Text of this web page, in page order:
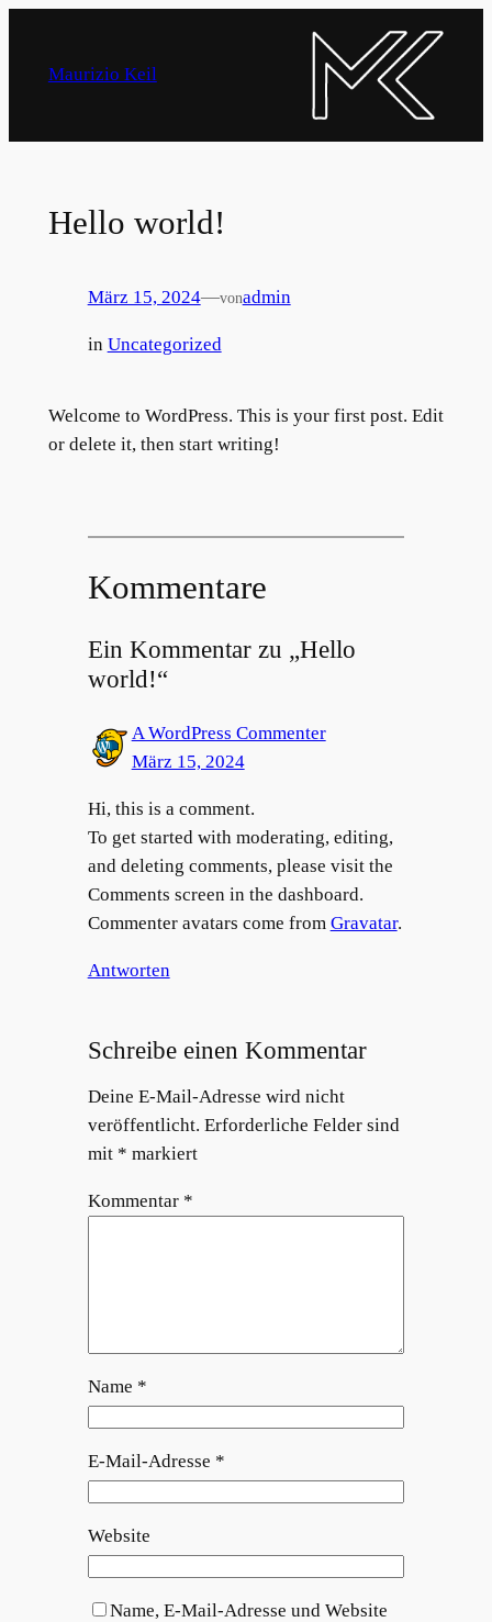
springenMaurizio Keil
Hello world!
März 15, 2024—vonadmin
in Uncategorized
Welcome to WordPress. This is your first post. Edit
or delete it, then start writing!
Kommentare
Ein Kommentar zu „Hello
world!“
A WordPress Commenter
März 15, 2024
Hi, this is a comment.
To get started with moderating, editing,
and deleting comments, please visit the
Comments screen in the dashboard.
Commenter avatars come from Gravatar.
Antworten
Schreibe einen Kommentar
Deine E-Mail-Adresse wird nicht
veröffentlicht. Erforderliche Felder sind
mit * markiert
Kommentar *
Name *
E-Mail-Adresse *
Website
Name, E-Mail-Adresse und Website